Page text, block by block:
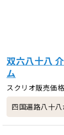
双六八十八
ム
スクリオ販売価格
四国遍路八十八